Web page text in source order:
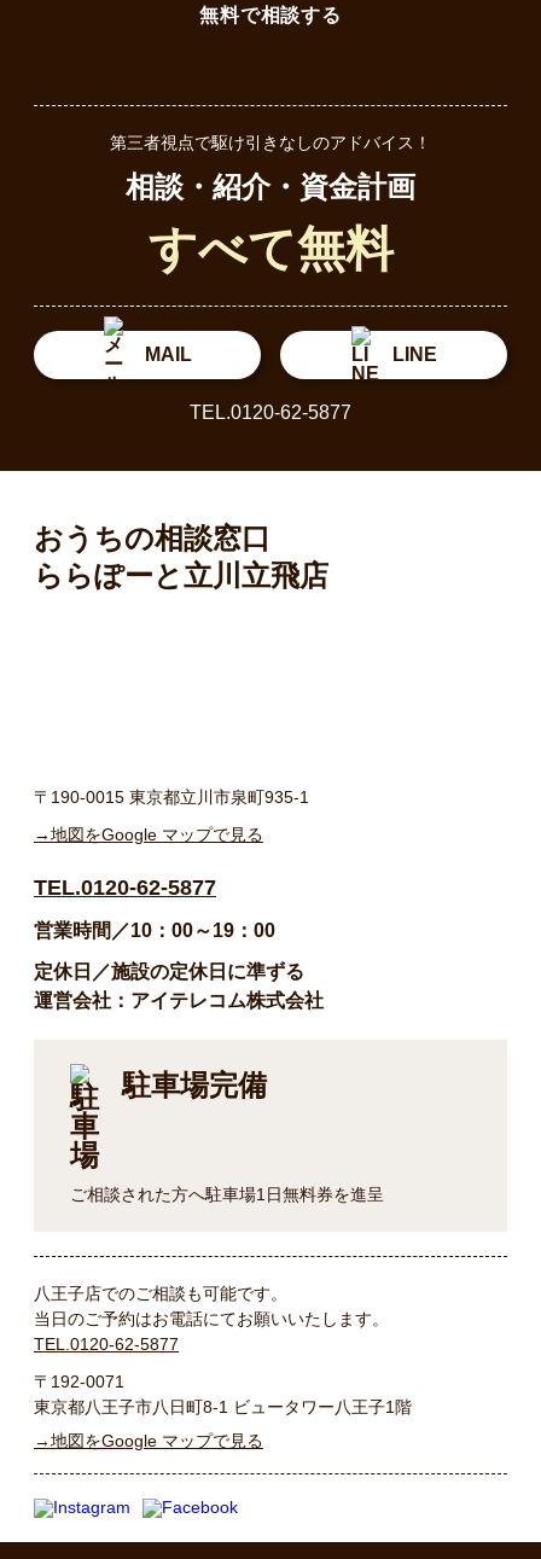
無料で相談する
第三者視点で駆け引きなしのアドバイス！
相談・紹介・資金計画
すべて無料
MAIL LINE
TEL.0120-62-5877
おうちの相談窓口
ららぽーと立川立飛店
〒190-0015 東京都立川市泉町935-1
→地図をGoogle マップで見る
TEL.0120-62-5877
営業時間／10：00～19：00
定休日／施設の定休日に準ずる
運営会社：アイテレコム株式会社
駐車場完備
ご相談された方へ駐車場1日無料券を進呈
八王子店でのご相談も可能です。
当日のご予約はお電話にてお願いいたします。
TEL.0120-62-5877
〒192-0071
東京都八王子市八日町8-1 ビュータワー八王子1階
→地図をGoogle マップで見る